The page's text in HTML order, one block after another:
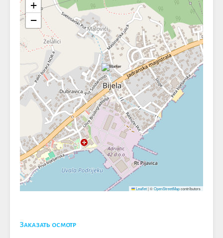
+
−
Leaflet|©OpenStreetMapcontributors
Заказать осмотр